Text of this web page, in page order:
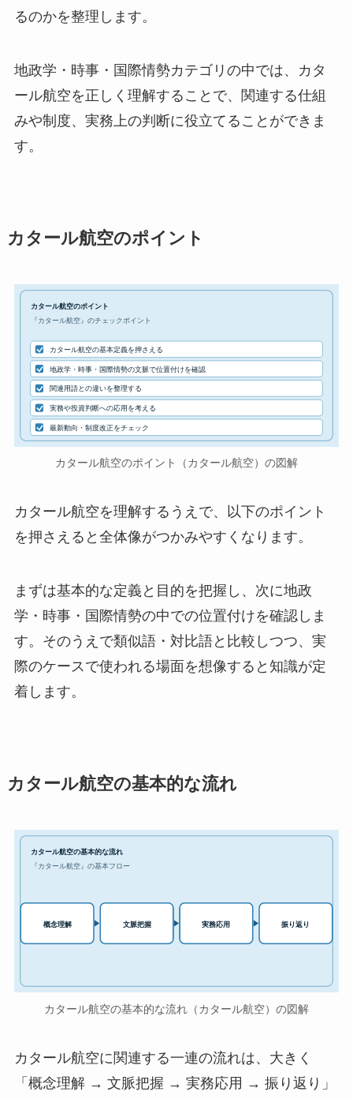
るのかを整理します。
地政学・時事・国際情勢カテゴリの中では、カタ
ール航空を正しく理解することで、関連する仕組
みや制度、実務上の判断に役立てることができま
す。
カタール航空のポイント
カタール航空のポイント
『カタール航空』のチェックポイント
カタール航空の基本定義を押さえる
地政学・時事・国際情勢の文脈で位置付けを確認
関連用語との違いを整理する
実務や投資判断への応用を考える
最新動向・制度改正をチェック
カタール航空のポイント（カタール航空）の図解
カタール航空を理解するうえで、以下のポイント
を押さえると全体像がつかみやすくなります。
まずは基本的な定義と目的を把握し、次に地政
学・時事・国際情勢の中での位置付けを確認しま
す。そのうえで類似語・対比語と比較しつつ、実
際のケースで使われる場面を想像すると知識が定
着します。
カタール航空の基本的な流れ
カタール航空の基本的な流れ
『カタール航空』の基本フロー
概念理解 文脈把握 実務応用 振り返り
カタール航空の基本的な流れ（カタール航空）の図解
カタール航空に関連する一連の流れは、大きく
「概念理解 → 文脈把握 → 実務応用 → 振り返り」